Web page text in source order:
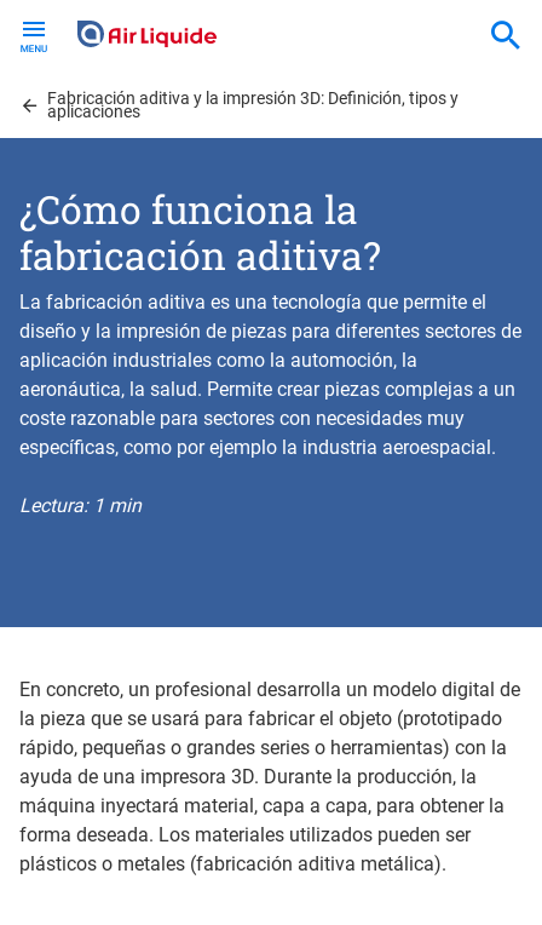
content
Fabricación aditiva y la impresión 3D: Definición, tipos y
aplicaciones
¿Cómo funciona la
fabricación aditiva?
La fabricación aditiva es una tecnología que permite el
diseño y la impresión de piezas para diferentes sectores de
aplicación industriales como la automoción, la
aeronáutica, la salud. Permite crear piezas complejas a un
coste razonable para sectores con necesidades muy
específicas, como por ejemplo la industria aeroespacial.
Lectura: 1 min
En concreto, un profesional desarrolla un modelo digital de
la pieza que se usará para fabricar el objeto (prototipado
rápido, pequeñas o grandes series o herramientas) con la
ayuda de una impresora 3D. Durante la producción, la
máquina inyectará material, capa a capa, para obtener la
forma deseada. Los materiales utilizados pueden ser
plásticos o metales (fabricación aditiva metálica).